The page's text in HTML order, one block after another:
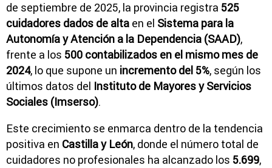
de septiembre de 2025, la provincia registra 525
cuidadores dados de alta en el Sistema para la
Autonomía y Atención a la Dependencia (SAAD),
frente a los 500 contabilizados en el mismo mes de
2024, lo que supone un incremento del 5%, según los
últimos datos del Instituto de Mayores y Servicios
Sociales (Imserso).
Este crecimiento se enmarca dentro de la tendencia
positiva en Castilla y León, donde el número total de
cuidadores no profesionales ha alcanzado los 5.699,